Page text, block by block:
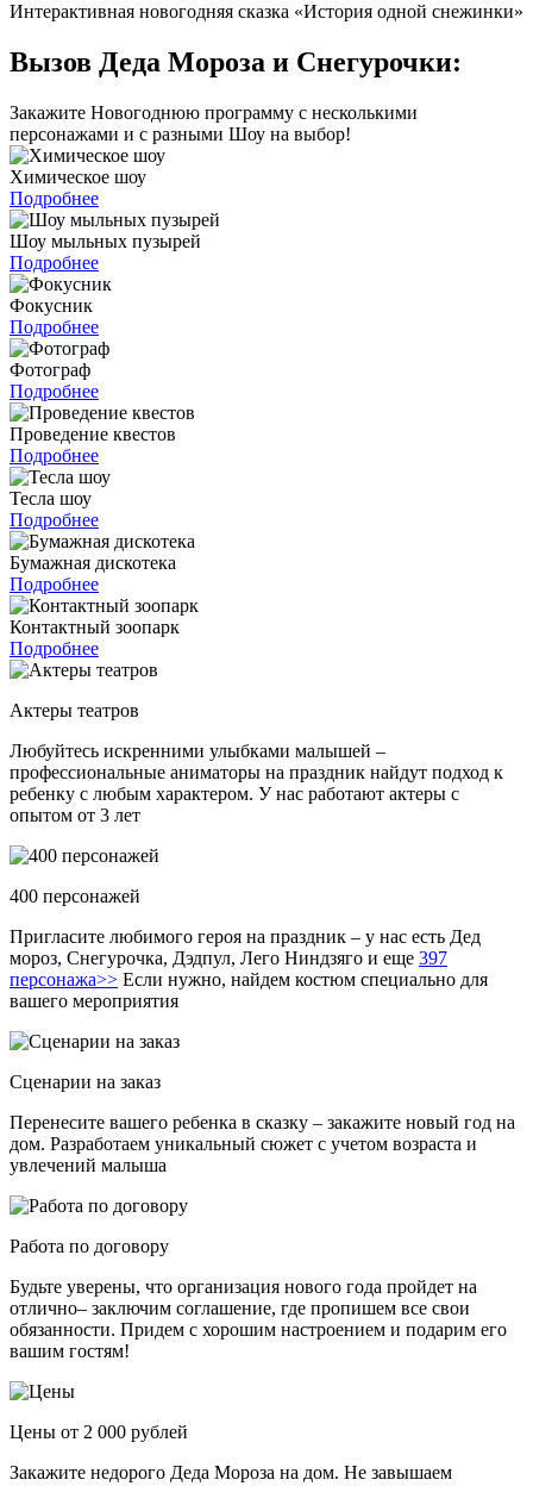
Интерактивная новогодняя сказка «История одной снежинки»
Вызов Деда Мороза и Снегурочки:
Закажите Новогоднюю программу с несколькими
персонажами и с разными Шоу на выбор!
Химическое шоу
Подробнее
Шоу мыльных пузырей
Подробнее
Фокусник
Подробнее
Фотограф
Подробнее
Проведение квестов
Подробнее
Тесла шоу
Подробнее
Бумажная дискотека
Подробнее
Контактный зоопарк
Подробнее
Актеры театров
Любуйтесь искренними улыбками малышей –
профессиональные аниматоры на праздник найдут подход к
ребенку с любым характером. У нас работают актеры с
опытом от 3 лет
400 персонажей
Пригласите любимого героя на праздник – у нас есть Дед
мороз, Снегурочка, Дэдпул, Лего Ниндзяго и еще 397
персонажа>> Если нужно, найдем костюм специально для
вашего мероприятия
Сценарии на заказ
Перенесите вашего ребенка в сказку – закажите новый год на
дом. Разработаем уникальный сюжет с учетом возраста и
увлечений малыша
Работа по договору
Будьте уверены, что организация нового года пройдет на
отлично– заключим соглашение, где пропишем все свои
обязанности. Придем с хорошим настроением и подарим его
вашим гостям!
Цены от 2 000 рублей
Закажите недорого Деда Мороза на дом. Не завышаем